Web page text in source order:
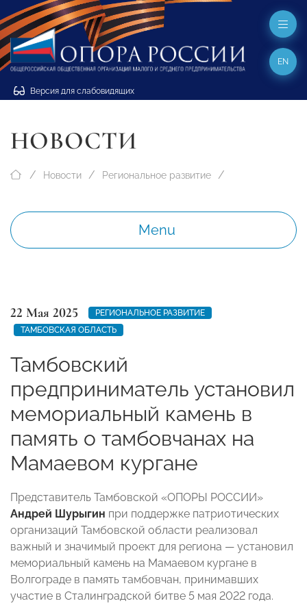
Версия для слабовидящих
EN
НОВОСТИ
Новости Региональное развитие
Menu
22 Мая 2025
РЕГИОНАЛЬНОЕ РАЗВИТИЕ
ТАМБОВСКАЯ ОБЛАСТЬ
Тамбовский
предприниматель установил
мемориальный камень в
память о тамбовчанах на
Мамаевом кургане
Представитель Тамбовской «ОПОРЫ РОССИИ»
Андрей Шурыгин при поддержке патриотических
организаций Тамбовской области реализовал
важный и значимый проект для региона — установил
мемориальный камень на Мамаевом кургане в
Волгограде в память тамбовчан, принимавших
участие в Сталинградской битве 5 мая 2022 года.